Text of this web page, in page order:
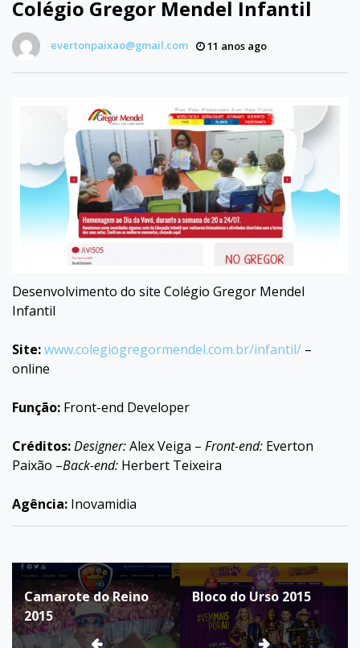
Colégio Gregor Mendel Infantil
evertonpaixao@gmail.com 11 anos ago
Desenvolvimento do site Colégio Gregor Mendel
Infantil
Site:www.colegiogregormendel.com.br/infantil/ –
online
Função: Front-end Developer
Créditos:Designer:Alex Veiga – Front-end: Everton
Paixão –Back-end: Herbert Teixeira
Agência: Inovamidia
Navegação
de
Post
Camarote do Reino
2015
Bloco do Urso 2015